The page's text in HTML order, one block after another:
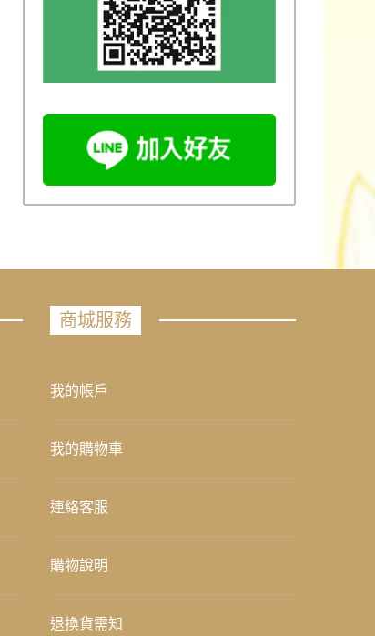
商城服務
我的帳戶
我的購物車
連絡客服
購物說明
退換貨需知